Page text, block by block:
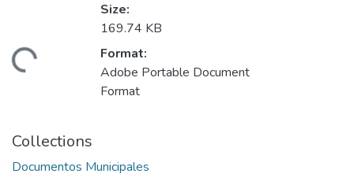
Size:
169.74 KB
Format:
Adobe Portable Document
Format
Collections
Documentos Municipales